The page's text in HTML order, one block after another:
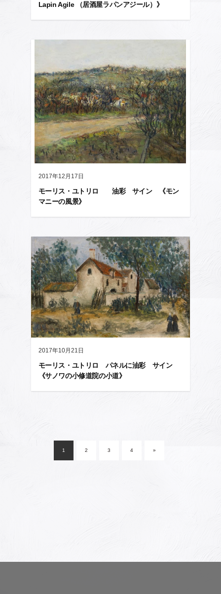
Lapin Agile （居酒屋ラパンアジール）》
2017年12月17日
モーリス・ユトリロ 油彩 サイン 《モン
マニーの風景》
2017年10月21日
モーリス・ユトリロ パネルに油彩 サイン
《サノワの小修道院の小道》
1 2 3 4 »